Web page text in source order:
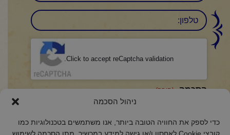
ניהול הסכמה
כדי לספק את החוויה הטובה ביותר, אנו משתמשים בטכנולוגיות כמו
טלפון:
Click to accept reCaptcha validation.
הסכמה (חובה)
אני מאשר/ת כי קראתי והבנתי את